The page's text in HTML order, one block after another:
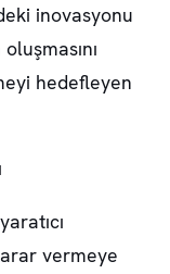
inovasyonu
hedefleyen
vermeye